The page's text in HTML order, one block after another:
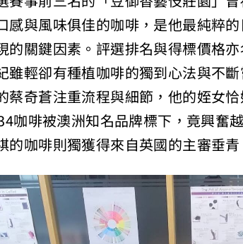
與風味俱佳的咖啡，是他最純粹
的關鍵因素。評選排名與得標價格
輕卻有種植咖啡的獨到心法與不
蔡奇蒼注重流程與細節，他的姪女
咖啡被澳洲知名品牌標下，竟興
咖啡則獨獲得來自英國的主審垂